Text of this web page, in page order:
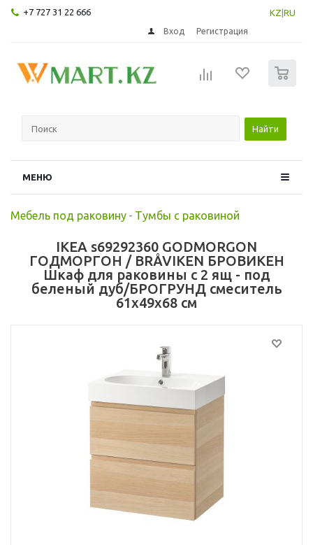
+7 727 31 22 666 KZ RU
Вход Регистрация
Найти
МЕНЮ
Мебель под раковину - Тумбы с раковиной
IKEA s69292360 GODMORGON
ГОДМОРГОН / BRÅVIKEN БРОВИКЕН
Шкаф для раковины с 2 ящ - под
беленый дуб/БРОГРУНД смеситель
61x49x68 см